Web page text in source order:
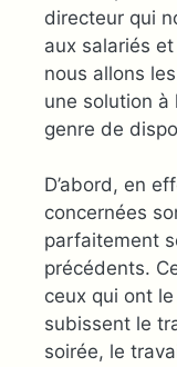
directeur qui
aux salariés
nous allons
une solution à
genre de
D’abord, en
concernées
parfaitement
précédents.
ceux qui ont
subissent le
soirée, le